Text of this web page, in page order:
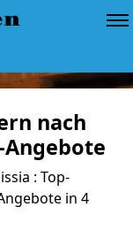
nach
Angebote
: Top-
in 4